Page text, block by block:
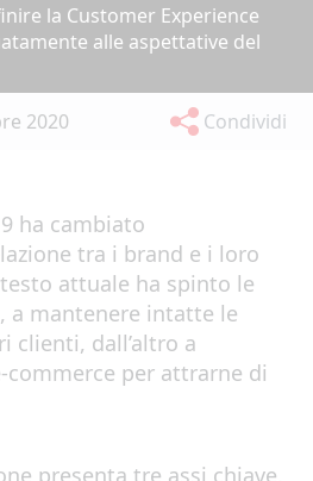
la Customer Experience
alle aspettative del
2020 Condividi
ha cambiato
tra i brand e i loro
attuale ha spinto le
a mantenere intatte le
clienti, dall’altro a
commerce per attrarne di
presenta tre assi chiave,